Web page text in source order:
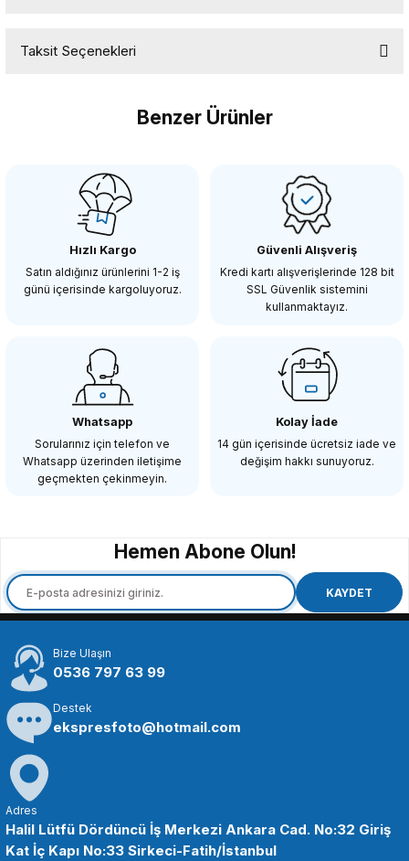
Yorum Yaz
Taksit Seçenekleri
Benzer Ürünler
Verbatim 16GB USB 2.0 Flash Bellek
Verbatim 32GB USB 2.0 Flash Bellek
1.382,05 TL
Hızlı Kargo
Satın aldığınız ürünlerini 1-2 iş
günü içerisinde kargoluyoruz.
Güvenli Alışveriş
Kredi kartı alışverişlerinde 128 bit
SSL Güvenlik sistemini
kullanmaktayız.
Whatsapp
Sorularınız için telefon ve
Whatsapp üzerinden iletişime
geçmekten çekinmeyin.
Kolay İade
14 gün içerisinde ücretsiz iade ve
değişim hakkı sunuyoruz.
Hemen Abone Olun!
KAYDET
Bize Ulaşın
0536 797 63 99
Destek
ekspresfoto@hotmail.com
Adres
Halil Lütfü Dördüncü İş Merkezi Ankara Cad. No:32 Giriş
Kat İç Kapı No:33 Sirkeci-Fatih/İstanbul